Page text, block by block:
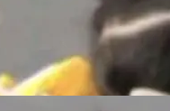
：Delt
Alpha
，Spa
，支
的面
沛的经
Spark
括：
install.
划、写
，Muse
。整个
难度